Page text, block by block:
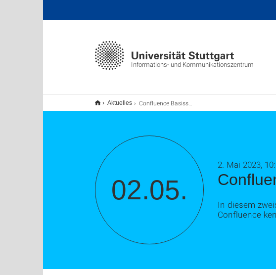
Informations- und Kommunikationszentrum
Aktuelles Confluence Basisschulung
02.05.
2. Mai 2023,
In diesem
Confluence